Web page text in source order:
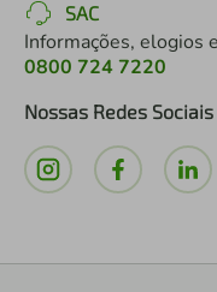
SAC
Informações, elogios
0800 724 7220
Nossas Redes Sociais